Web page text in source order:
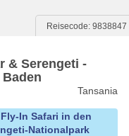
Reisecode: 9838847
& Serengeti -
Tansania
In Safari in den
Nationalpark